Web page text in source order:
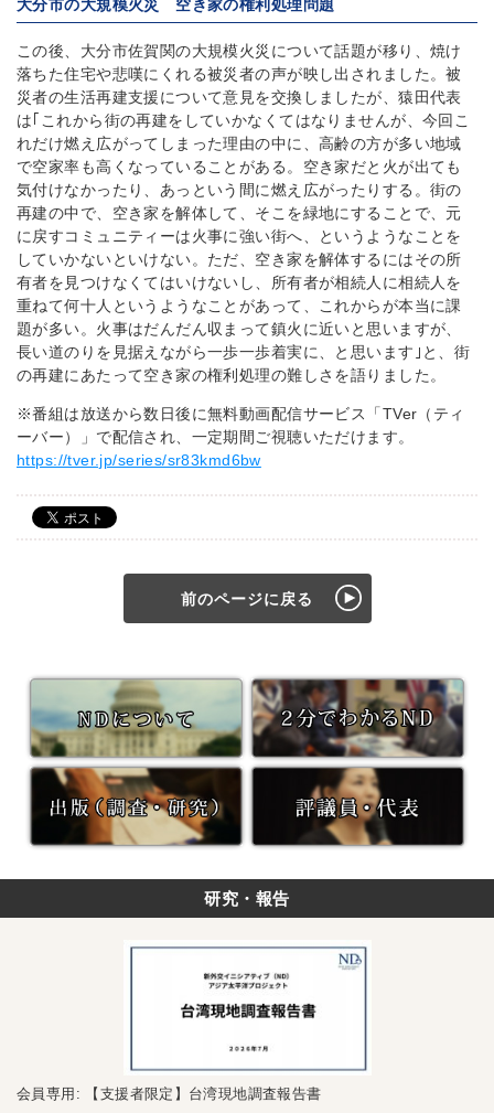
大分市の大規模火災 空き家の権利処理問題
この後、大分市佐賀関の大規模火災について話題が移り、焼け
落ちた住宅や悲嘆にくれる被災者の声が映し出されました。被
災者の生活再建支援について意見を交換しましたが、猿田代表
は｢これから街の再建をしていかなくてはなりませんが、今回こ
れだけ燃え広がってしまった理由の中に、高齢の方が多い地域
で空家率も高くなっていることがある。空き家だと火が出ても
気付けなかったり、あっという間に燃え広がったりする。街の
再建の中で、空き家を解体して、そこを緑地にすることで、元
に戻すコミュニティーは火事に強い街へ、というようなことを
していかないといけない。ただ、空き家を解体するにはその所
有者を見つけなくてはいけないし、所有者が相続人に相続人を
重ねて何十人というようなことがあって、これからが本当に課
題が多い。火事はだんだん収まって鎮火に近いと思いますが、
長い道のりを見据えながら一歩一歩着実に、と思います｣と、街
の再建にあたって空き家の権利処理の難しさを語りました。
※番組は放送から数日後に無料動画配信サービス「TVer（ティ
ーバー）
」で配信され、一定期間ご視聴いただけます。
https://tver.jp/series/sr83kmd6bw
前のページに戻る
研究・報告
会員専用: 【支援者限定】台湾現地調査報告書